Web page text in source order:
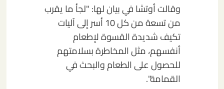
وقالت أوتشا في بيان لها: "لجأ ما يقرب
من تسعة من كل 10 أسر إلى آليات
تكيف شديدة القسوة لإطعام
أنفسهم، مثل المخاطرة بسلامتهم
للحصول على الطعام والبحث في
القمامة".